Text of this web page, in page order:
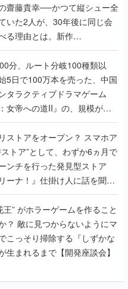
齋藤貴幸──かつて縦シュー全
いた2人が、30年後に同じ会
る理由とは。新作
EXTREME』で初タッグを組
ド2人に訊く開発秘話
分、ルート分岐100種類以
5日で100万本を売った、中国
タラクティブドラマゲーム
女帝への道II』の、規模が違
プロデューサーに聞いた
アをオープン？ スマホア
トア”として、わずか6ヵ月で
ンチを行った発見型ストア
ーナ！』仕掛け人に話を聞い
王” がホラーゲームを作ること
うにマ
こっそり掃除する『しずかな
生まれるまで【開発座談会】